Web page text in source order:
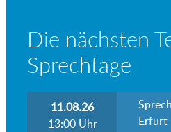
Die nächsten
Sprechtage
11.08.26
13:00 Uhr
Erfurt